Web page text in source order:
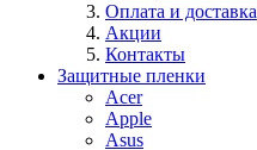
Оплата и доставка
Акции
Контакты
Защитные пленки
Acer
Apple
Asus